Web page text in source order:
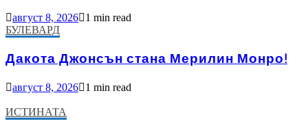
август 8, 2026
1 min read
БУЛЕВАРД
Дакота Джонсън стана Мерилин Монро!
август 8, 2026 1 min read
ИСТИНАТА